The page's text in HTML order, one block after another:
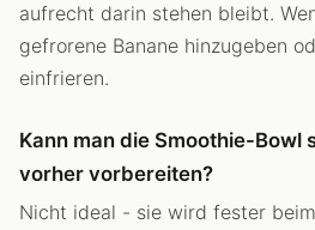
aufrecht darin stehen bleibt.
gefrorene Banane hinzugeben
einfrieren.
Kann man die Smoothie-Bowl
vorher vorbereiten?
Nicht ideal - sie wird fester